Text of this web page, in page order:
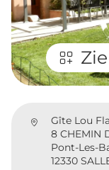
Gîte Lou
8 CHEMIN
Pont-Les-
12330